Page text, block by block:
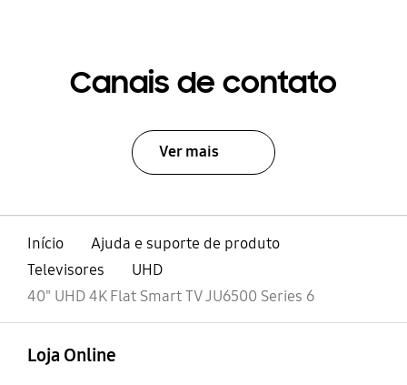
Canais de contato
Ver mais
Início
Ajuda e suporte de produto
Televisores
UHD
40" UHD 4K Flat Smart TV JU6500 Series 6
Loja Online